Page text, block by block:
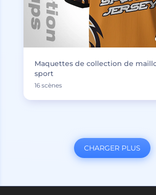
Maquettes de collection de
sport
16 scènes
CHARGER PLUS